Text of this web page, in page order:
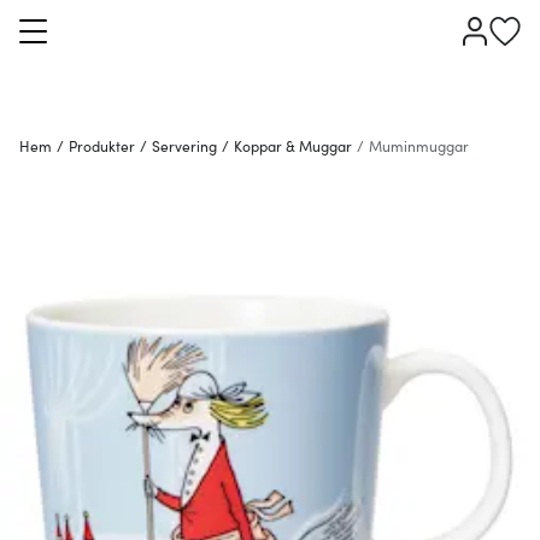
Hem / Produkter / Servering / Koppar & Muggar / Muminmuggar